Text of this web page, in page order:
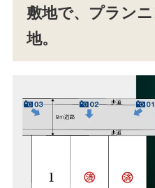
敷地で、プラン
地。